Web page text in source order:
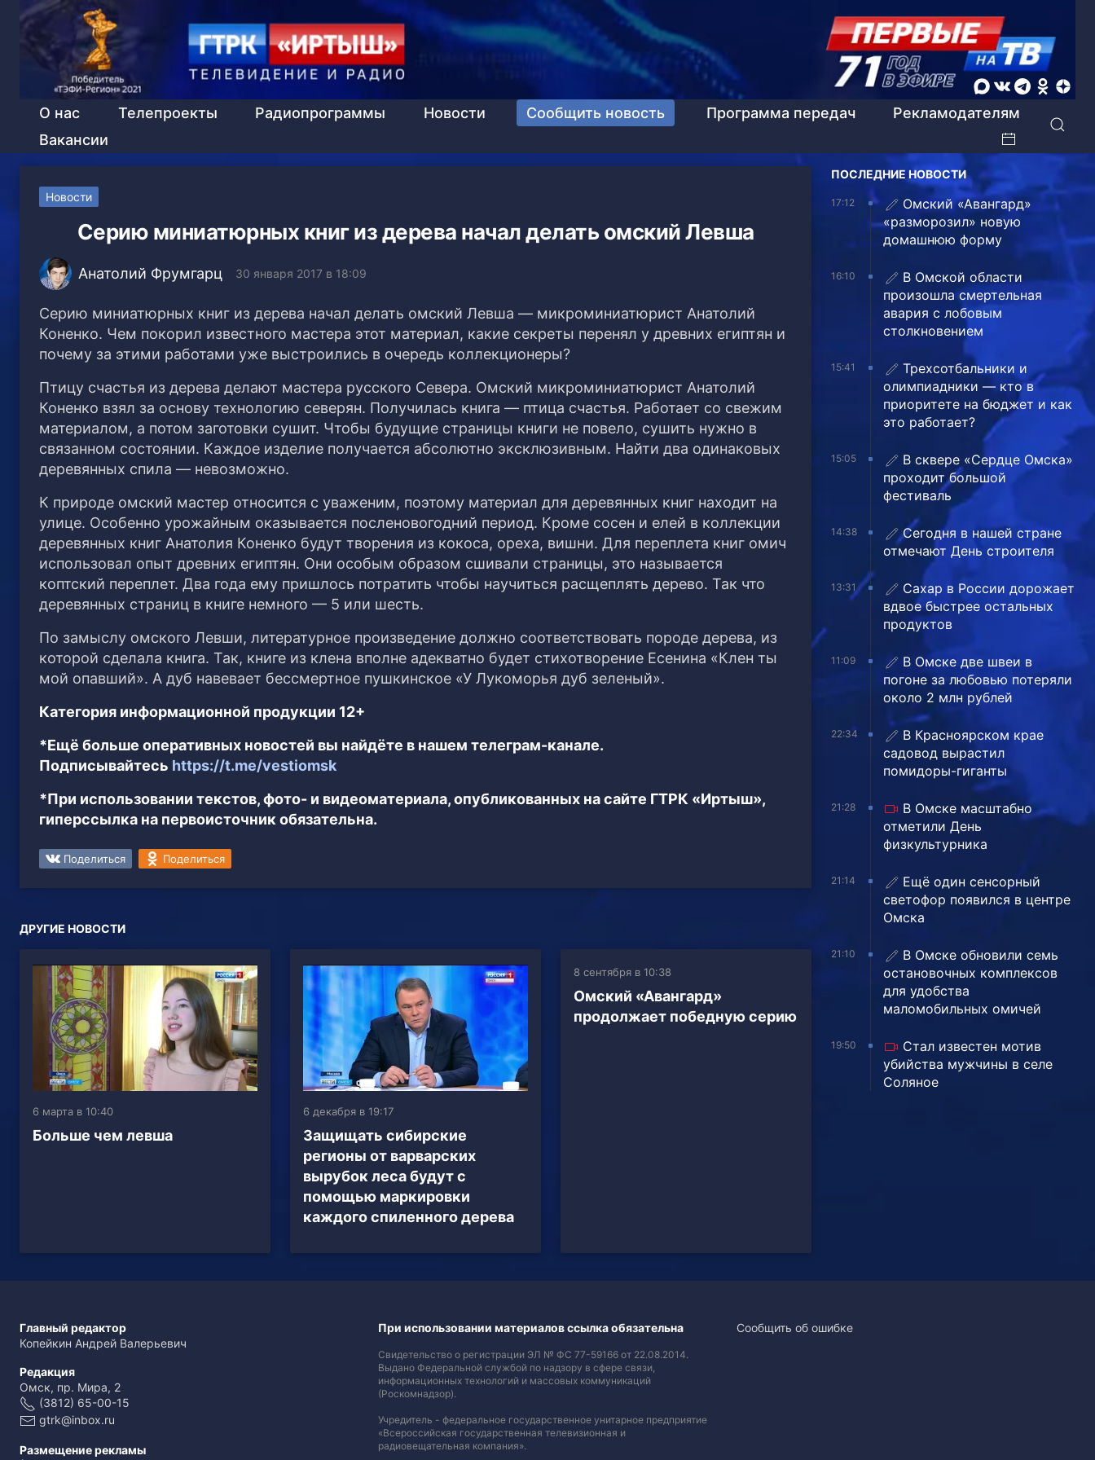
О нас Телепроекты Радиопрограммы Новости Сообщить новость Программа передач
Рекламодателям
Вакансии
Новости
Серию миниатюрных книг из дерева начал делать омский Левша
Анатолий Фрумгарц 30 января 2017 в 18:09
Серию миниатюрных книг из дерева начал делать омский Левша — микроминиатюрист Анатолий
Коненко. Чем покорил известного мастера этот материал, какие секреты перенял у древних египтян и
почему за этими работами уже выстроились в очередь коллекционеры?
Птицу счастья из дерева делают мастера русского Севера. Омский микроминиатюрист Анатолий
Коненко взял за основу технологию северян. Получилась книга — птица счастья. Работает со свежим
материалом, а потом заготовки сушит. Чтобы будущие страницы книги не повело, сушить нужно в
связанном состоянии. Каждое изделие получается абсолютно эксклюзивным. Найти два одинаковых
деревянных спила — невозможно.
К природе омский мастер относится с уваженим, поэтому материал для деревянных книг находит на
улице. Особенно урожайным оказывается посленовогодний период. Кроме сосен и елей в коллекции
деревянных книг Анатолия Коненко будут творения из кокоса, ореха, вишни. Для переплета книг омич
использовал опыт древних египтян. Они особым образом сшивали страницы, это называется
коптский переплет. Два года ему пришлось потратить чтобы научиться расщеплять дерево. Так что
деревянных страниц в книге немного — 5 или шесть.
По замыслу омского Левши, литературное произведение должно соответствовать породе дерева, из
которой сделала книга. Так, книге из клена вполне адекватно будет стихотворение Есенина «Клен ты
мой опавший». А дуб навевает бессмертное пушкинское «У Лукоморья дуб зеленый».
Категория информационной продукции 12+
*Ещё больше оперативных новостей вы найдёте в нашем телеграм-канале.
Подписывайтесь https://t.me/vestiomsk
*При использовании текстов, фото- и видеоматериала, опубликованных на сайте ГТРК «Иртыш»,
гиперссылка на первоисточник обязательна.
Поделиться Поделиться
ДРУГИЕ НОВОСТИ
6 марта в 10:40
Больше чем левша
6 декабря в 19:17
Защищать сибирские
регионы от варварских
вырубок леса будут с
помощью маркировки
каждого спиленного дерева
8 сентября в 10:38
Омский «Авангард»
продолжает победную серию
ПОСЛЕДНИЕ НОВОСТИ
17:12
Омский «Авангард»
«разморозил» новую
домашнюю форму
16:10
В Омской области
произошла смертельная
авария с лобовым
столкновением
15:41
Трехсотбальники и
олимпиадники — кто в
приоритете на бюджет и как
это работает?
15:05
В сквере «Сердце Омска»
проходит большой
фестиваль
14:38
Сегодня в нашей стране
отмечают День строителя
13:31
Сахар в России дорожает
вдвое быстрее остальных
продуктов
11:09
В Омске две швеи в
погоне за любовью потеряли
около 2 млн рублей
22:34
В Красноярском крае
садовод вырастил
помидоры-гиганты
21:28
В Омске масштабно
отметили День
физкультурника
21:14
Ещё один сенсорный
светофор появился в центре
Омска
21:10
В Омске обновили семь
остановочных комплексов
для удобства
маломобильных омичей
19:50
Стал известен мотив
убийства мужчины в селе
Соляное
Главный редактор
Копейкин Андрей Валерьевич
Редакция
Омск, пр. Мира, 2
(3812) 65-00-15
gtrk@inbox.ru
Размещение рекламы
При использовании материалов ссылка обязательна
Свидетельство о регистрации ЭЛ № ФС 77-59166 от 22.08.2014.
Выдано Федеральной службой по надзору в сфере связи,
информационных технологий и массовых коммуникаций
(Роскомнадзор).
Учредитель - федеральное государственное унитарное предприятие
«Всероссийская государственная телевизионная и
радиовещательная компания».
Сообщить об ошибке